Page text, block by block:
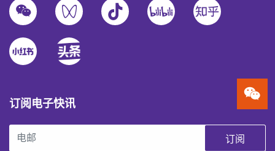
订阅电子快讯
订阅